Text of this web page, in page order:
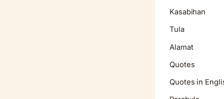
Kasabihan
Tula
Alamat
Quotes
Quotes in